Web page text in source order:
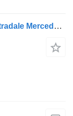
Cruscotto A0094461321 per trattore stradale Mercedes-Benz Actros euro 6 2014>2021